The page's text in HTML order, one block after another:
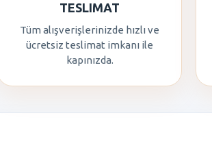
TESLIMAT
Tüm alışverişlerinizde hızlı ve
ücretsiz teslimat imkanı ile
kapınızda.